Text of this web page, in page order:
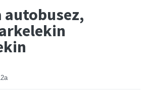
autobusez,